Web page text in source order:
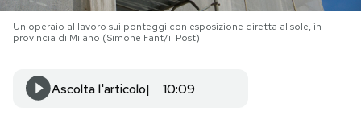
AREA PERSONALE
Un operaio al lavoro sui ponteggi con esposizione diretta al sole, in
provincia di Milano (Simone Fant/il Post)
Ascolta l'articolo 10:09